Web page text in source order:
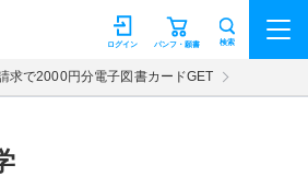
ン パンフ・願書
ログイン 検索
求で2000円分電子図書カードGET